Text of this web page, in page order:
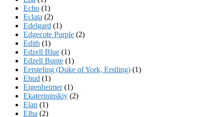
Echo (1)
Eclata (2)
Edelgard (1)
Edgecote Purple (2)
Edith (1)
Edzell Blue (1)
Edzell Bunte (1)
Eersteling (Duke of York, Erstling) (1)
Ehud (1)
Eigenheimer(1)
Ekaterininskiy (2)
Elan (1)
Elba (2)